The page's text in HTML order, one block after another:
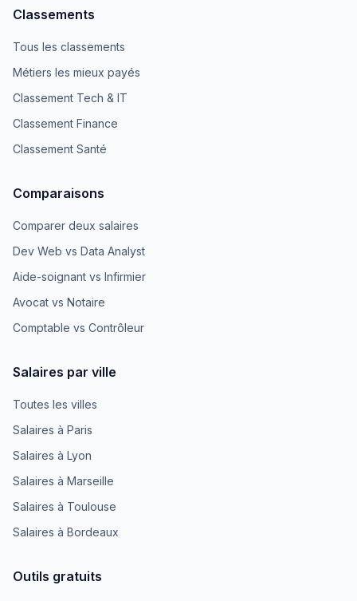
Classements
Tous les classements
Métiers les mieux payés
Classement Tech & IT
Classement Finance
Classement Santé
Comparaisons
Comparer deux salaires
Dev Web vs Data Analyst
Aide-soignant vs Infirmier
Avocat vs Notaire
Comptable vs Contrôleur
Salaires par ville
Toutes les villes
Salaires à Paris
Salaires à Lyon
Salaires à Marseille
Salaires à Toulouse
Salaires à Bordeaux
Outils gratuits